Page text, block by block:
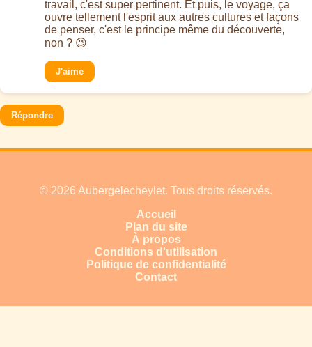
travail, c'est super pertinent. Et puis, le voyage, ça
ouvre tellement l'esprit aux autres cultures et façons
de penser, c'est le principe même du découverte,
non ? 😉
J'aime
Répondre
© 2026 Aubergelecheylet. Tous droits réservés.
Accueil
Plan du site
À propos
Conditions d'utilisation
Politique de confidentialité
Contact